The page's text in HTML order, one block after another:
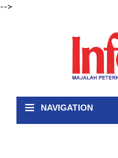
-->
≡ NAVIGATION